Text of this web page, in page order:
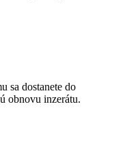
sa dostanete do
obnovu inzerátu.